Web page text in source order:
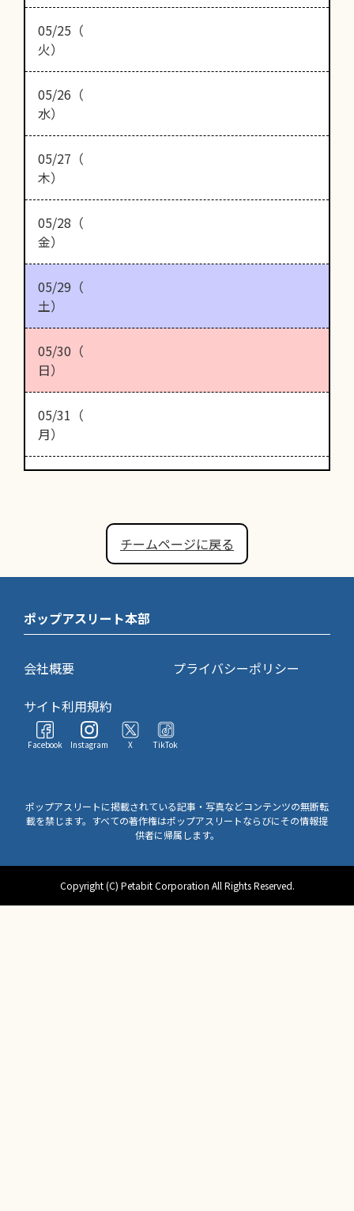
05/25（
火）
05/26（
水）
05/27（
木）
05/28（
金）
05/29（
土）
05/30（
日）
05/31（
月）
チームページに戻る
ポップアスリート本部
会社概要
プライバシーポリシー
サイト利用規約
Facebook Instagram X TikTok
ポップアスリートに掲載されている記事・写真などコンテンツの無断転
載を禁じます。すべての著作権はポップアスリートならびにその情報提
供者に帰属します。
Copyright (C) Petabit Corporation All Rights Reserved.